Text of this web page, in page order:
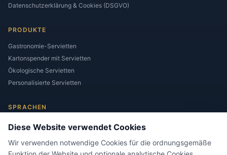
Datenschutzerklärung & Cookies (DSGVO)
PRODUKTE
Gastronomie-Servietten
Kartonspender mit Servietten
Ökologische Servietten
Personalisierte Servietten
SPRACHEN
Diese Website verwendet Cookies
Wir verwenden notwendige Cookies für die ordnungsgemäße